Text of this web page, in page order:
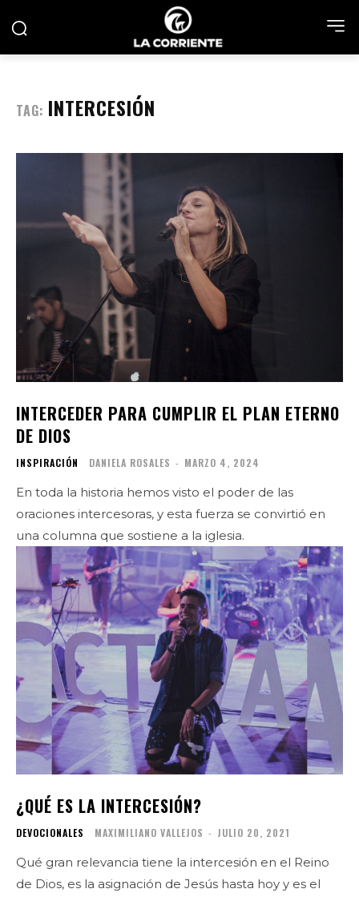
TAG: INTERCESIÓN
INTERCEDER PARA CUMPLIR EL PLAN ETERNO
DE DIOS
INSPIRACIÓN DANIELA ROSALES - MARZO 4, 2024
En toda la historia hemos visto el poder de las
oraciones intercesoras, y esta fuerza se convirtió en
una columna que sostiene a la iglesia.
¿QUÉ ES LA INTERCESIÓN?
DEVOCIONALES MAXIMILIANO VALLEJOS - JULIO 20, 2021
Qué gran relevancia tiene la intercesión en el Reino
de Dios, es la asignación de Jesús hasta hoy y es el